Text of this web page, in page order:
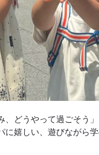
どうやって過ごそう」
嬉しい、遊びながら